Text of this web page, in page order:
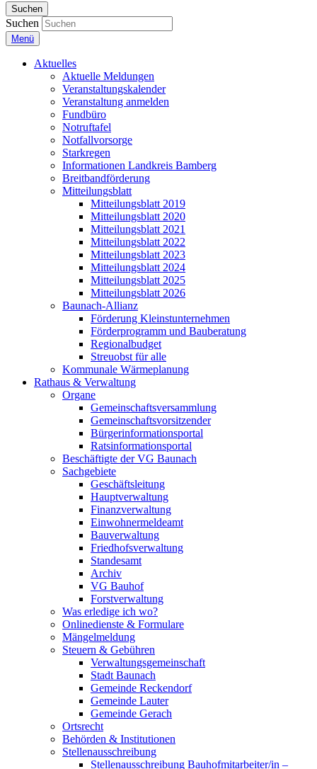
Suchen
Suchen
Menü
Aktuelles
Aktuelle Meldungen
Veranstaltungskalender
Veranstaltung anmelden
Fundbüro
Notruftafel
Notfallvorsorge
Starkregen
Informationen Landkreis Bamberg
Breitbandförderung
Mitteilungsblatt
Mitteilungsblatt 2019
Mitteilungsblatt 2020
Mitteilungsblatt 2021
Mitteilungsblatt 2022
Mitteilungsblatt 2023
Mitteilungsblatt 2024
Mitteilungsblatt 2025
Mitteilungsblatt 2026
Baunach-Allianz
Förderung Kleinstunternehmen
Förderprogramm und Bauberatung
Regionalbudget
Streuobst für alle
Kommunale Wärmeplanung
Rathaus & Verwaltung
Organe
Gemeinschaftsversammlung
Gemeinschaftsvorsitzender
Bürgerinformationsportal
Ratsinformationsportal
Beschäftigte der VG Baunach
Sachgebiete
Geschäftsleitung
Hauptverwaltung
Finanzverwaltung
Einwohnermeldeamt
Bauverwaltung
Friedhofsverwaltung
Standesamt
Archiv
VG Bauhof
Forstverwaltung
Was erledige ich wo?
Onlinedienste & Formulare
Mängelmeldung
Steuern & Gebühren
Verwaltungsgemeinschaft
Stadt Baunach
Gemeinde Reckendorf
Gemeinde Lauter
Gemeinde Gerach
Ortsrecht
Behörden & Institutionen
Stellenausschreibung
Stellenausschreibung Bauhofmitarbeiter/in –